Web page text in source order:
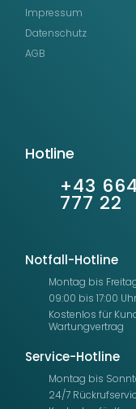
Impressum
Datenschutz
AGB
Hotline
+43
777 22
Notfall-Hotline
Montag bis
09:00 bis 17:00 Uhr
Kostenlos für
Wartungvertrag
Service-Hotline
Montag bis
24/7